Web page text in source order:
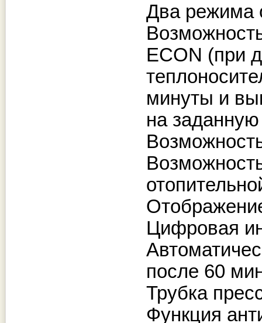
Два режима
ECON (при
минуты и
на заданную
Цифровая
после 60
Трубка
Функция